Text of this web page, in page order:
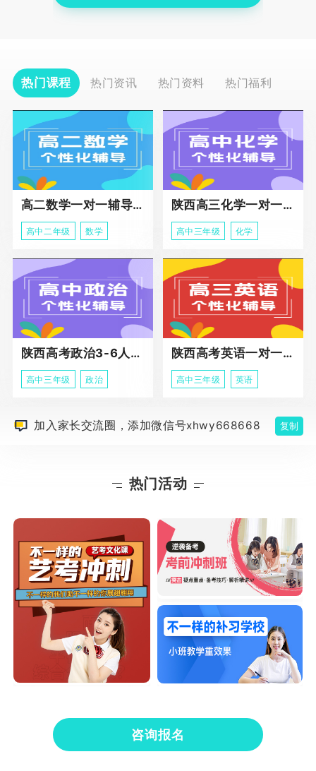
热门课程 热门资讯 热门资料 热门福利
高二数学一对一辅导课程
高中二年级 数学
陕西高三化学一对一个性化辅导课程
高中三年级 化学
陕西高考政治3-6人班课程
高中三年级 政治
陕西高考英语一对一冲刺课程
高中三年级 英语
加入家长交流圈，添加微信号xhwy668668 复制
热门活动
咨询报名